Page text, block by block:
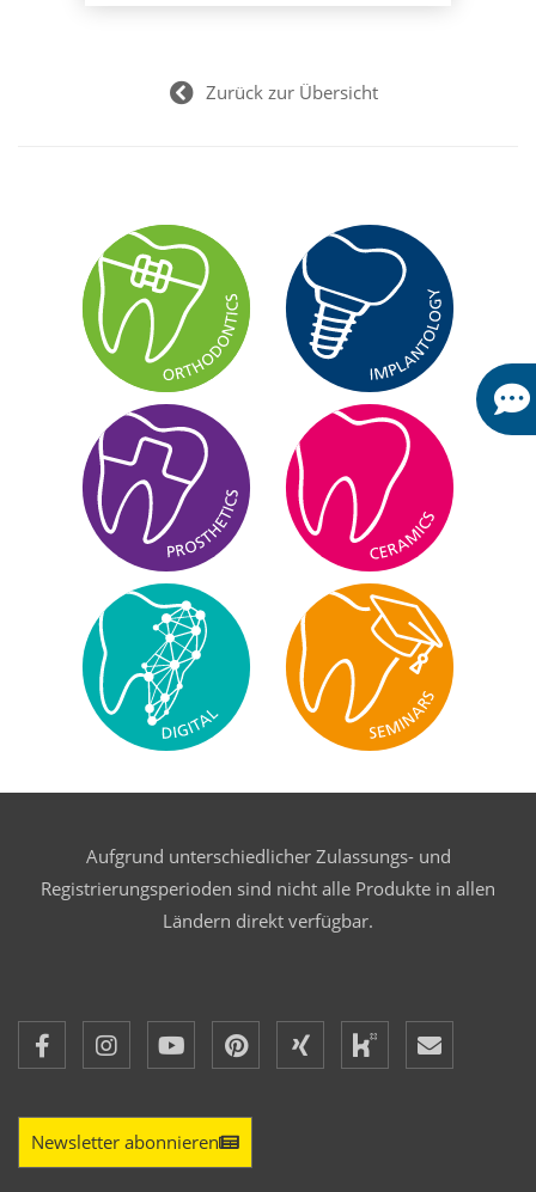
Zurück zur Übersicht
Aufgrund unterschiedlicher Zulassungs- und
Registrierungsperioden sind nicht alle Produkte in allen
Ländern direkt verfügbar.
Newsletter abonnieren